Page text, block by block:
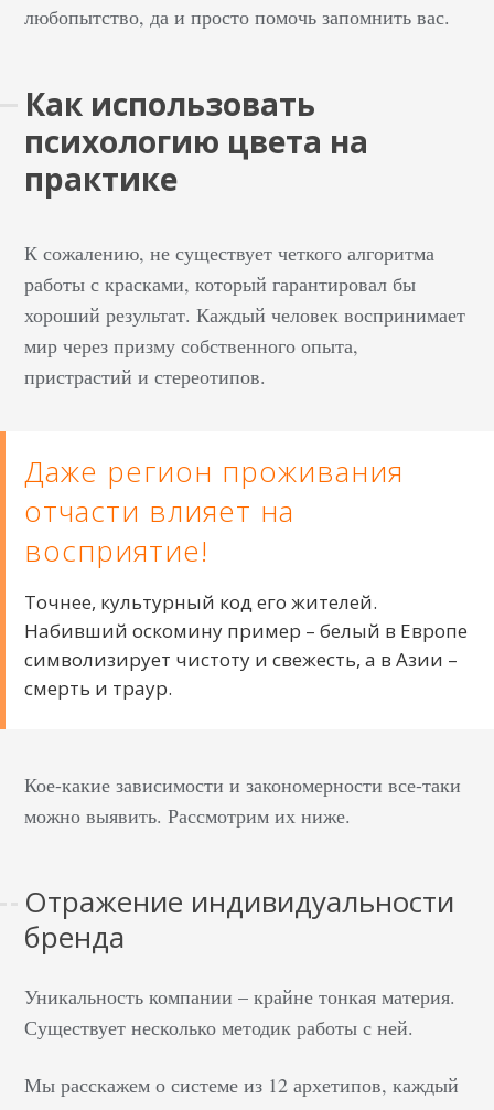
любопытство, да и просто помочь запомнить вас.
Как использовать
психологию цвета на
практике
К сожалению, не существует четкого алгоритма
работы с красками, который гарантировал бы
хороший результат. Каждый человек воспринимает
мир через призму собственного опыта,
пристрастий и стереотипов.
Даже регион проживания
отчасти влияет на
восприятие!
Точнее, культурный код его жителей.
Набивший оскомину пример – белый в Европе
символизирует чистоту и свежесть, а в Азии –
смерть и траур.
Кое-какие зависимости и закономерности все-таки
можно выявить. Рассмотрим их ниже.
Отражение индивидуальности
бренда
Уникальность компании – крайне тонкая материя.
Существует несколько методик работы с ней.
Мы расскажем о системе из 12 архетипов, каждый